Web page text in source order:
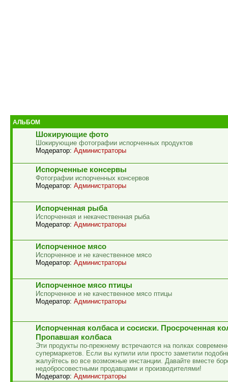
АЛЬБОМ
Шокирующие фото
Шокирующие фотографии испорченных продуктов
Модератор: Администраторы
Испорченные консервы
Фотографии испорченных консервов
Модератор: Администраторы
Испорченная рыба
Испорченная и некачественная рыба
Модератор: Администраторы
Испорченное мясо
Испорченное и не качественное мясо
Модератор: Администраторы
Испорченное мясо птицы
Испорченное и не качественное мясо птицы
Модератор: Администраторы
Испорченная колбаса и сосиски. Просроченная
Пропавшая колбаса
Эти продукты по-прежнему встречаются на полках
супермаркетов. Если вы купили или просто заметили
жалуйтесь во все возможные инстанции. Давайте вместе
недобросовестными продавцами и производителями!
Модератор: Администраторы